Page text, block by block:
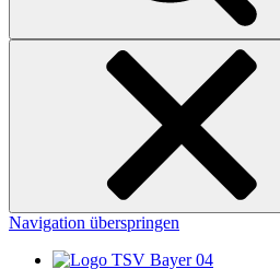
Navigation überspringen